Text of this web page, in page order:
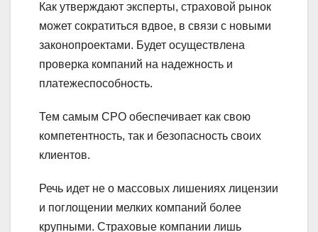
Как утверждают эксперты, страховой рынок
может сократиться вдвое, в связи с новыми
законопроектами. Будет осуществлена
проверка компаний на надежность и
платежеспособность.
Тем самым СРО обеспечивает как свою
компетентность, так и безопасность своих
клиентов.
Речь идет не о массовых лишениях лицензии
и поглощении мелких компаний более
крупными. Страховые компании лишь